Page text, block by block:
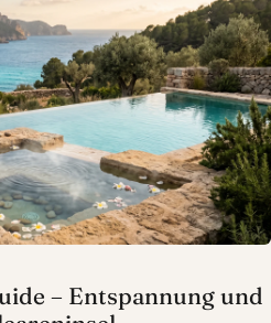
– Entspannung und